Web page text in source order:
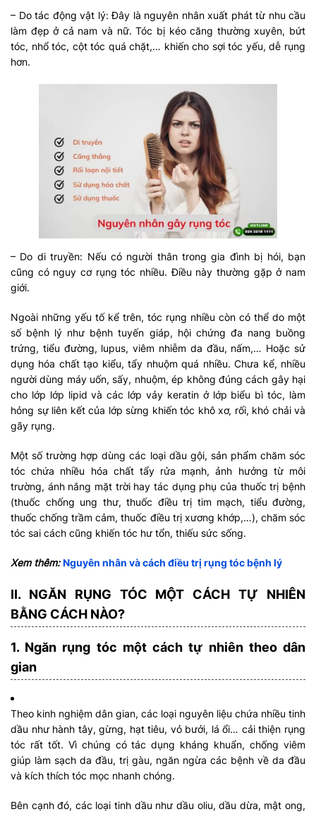
– Do tác động vật lý: Đây là nguyên nhân xuất phát từ nhu cầu
làm đẹp ở cả nam và nữ. Tóc bị kéo căng thường xuyên, bứt
tóc, nhổ tóc, cột tóc quá chặt,… khiến cho sợi tóc yếu, dễ rụng
hơn.
– Do di truyền: Nếu có người thân trong gia đình bị hói, bạn
cũng có nguy cơ rụng tóc nhiều. Điều này thường gặp ở nam
giới.
Ngoài những yếu tố kể trên, tóc rụng nhiều còn có thể do một
số bệnh lý như bệnh tuyến giáp, hội chứng đa nang buồng
trứng, tiểu đường, lupus, viêm nhiễm da đầu, nấm,… Hoặc sử
dụng hóa chất tạo kiểu, tẩy nhuộm quá nhiều. Chưa kể, nhiều
người dùng máy uốn, sấy, nhuộm, ép không đúng cách gây hại
cho lớp lớp lipid và các lớp vảy keratin ở lớp biểu bì tóc, làm
hỏng sự liên kết của lớp sừng khiến tóc khô xơ, rối, khó chải và
gãy rụng.
Một số trường hợp dùng các loại dầu gội, sản phẩm chăm sóc
tóc chứa nhiều hóa chất tẩy rửa mạnh, ảnh hưởng từ môi
trường, ánh nắng mặt trời hay tác dụng phụ của thuốc trị bệnh
(thuốc chống ung thư, thuốc điều trị tim mạch, tiểu đường,
thuốc chống trầm cảm, thuốc điều trị xương khớp,…), chăm sóc
tóc sai cách cũng khiến tóc hư tổn, thiếu sức sống.
Xem thêm: Nguyên nhân và cách điều trị rụng tóc bệnh lý
II. NGĂN RỤNG TÓC MỘT CÁCH TỰ NHIÊN
BẰNG CÁCH NÀO?
1. Ngăn rụng tóc một cách tự nhiên theo dân
gian
Theo kinh nghiệm dân gian, các loại nguyên liệu chứa nhiều tinh
dầu như hành tây, gừng, hạt tiêu, vỏ bưởi, lá ổi… cải thiện rụng
tóc rất tốt. Vì chúng có tác dụng kháng khuẩn, chống viêm
giúp làm sạch da đầu, trị gàu, ngăn ngừa các bệnh về da đầu
và kích thích tóc mọc nhanh chóng.
Bên cạnh đó, các loại tinh dầu như dầu oliu, dầu dừa, mật ong,